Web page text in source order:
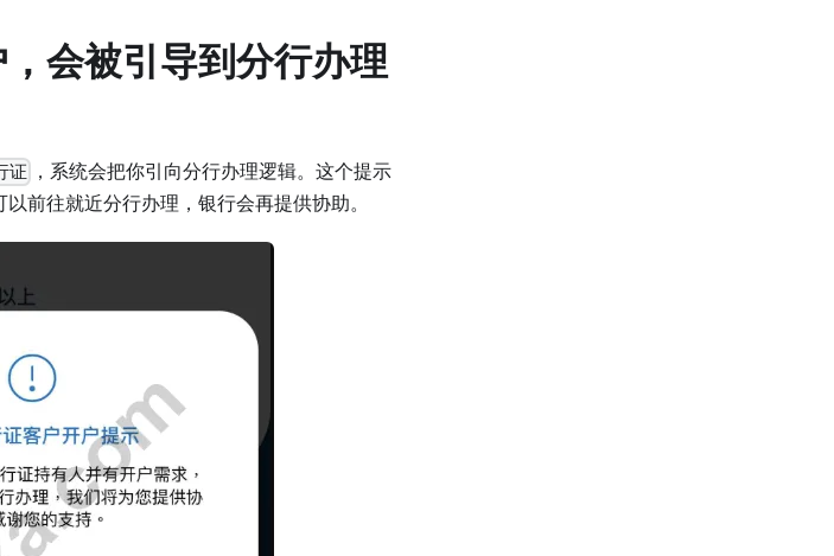
会被引导到分行办理
证
，系统会把你引向分行办理逻辑。这个提示
前往就近分行办理，银行会再提供协助。